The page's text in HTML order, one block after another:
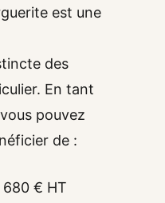
est une
des
En tant
pouvez
de :
680 € HT